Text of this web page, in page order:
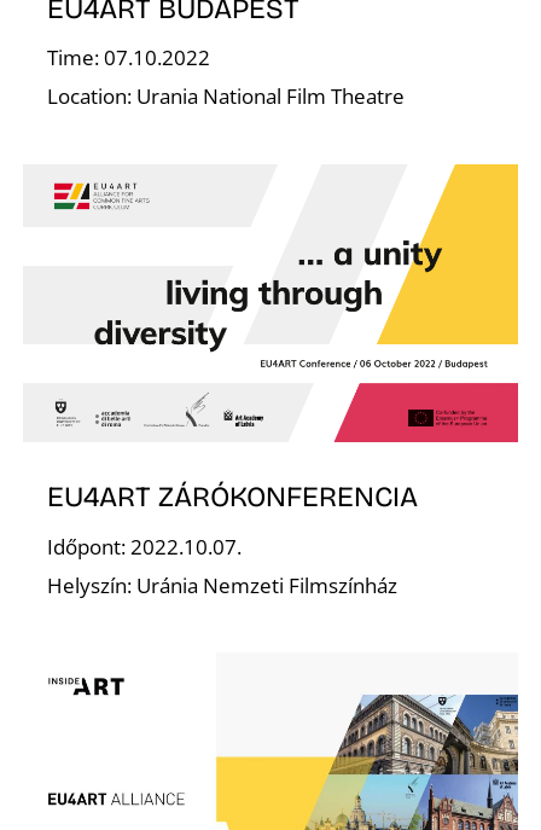
EU4ART BUDAPEST
Time: 07.10.2022
Location: Urania National Film Theatre
EU4ART ZÁRÓKONFERENCIA
Időpont: 2022.10.07.
Helyszín: Uránia Nemzeti Filmszínház